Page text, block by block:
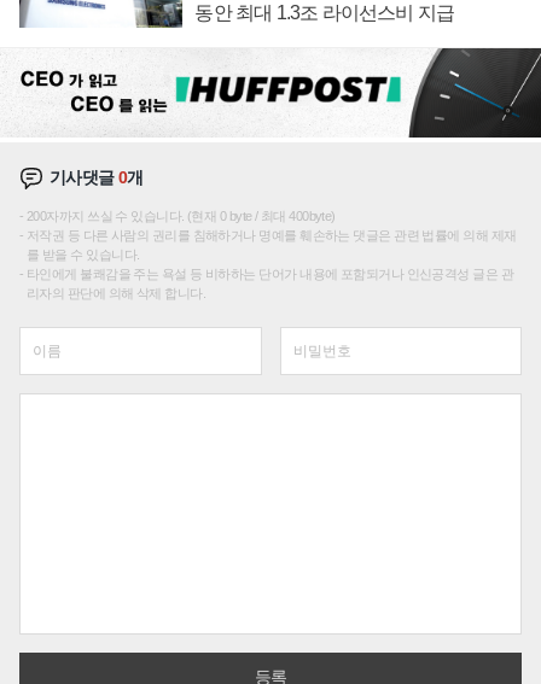
동안 최대 1.3조 라이선스비 지급
기사댓글0개
200자까지 쓰실 수 있습니다. (현재 0 byte / 최대 400byte)
저작권 등 다른 사람의 권리를 침해하거나 명예를 훼손하는 댓글은 관련 법률에 의해 제재
를 받을 수 있습니다.
타인에게 불쾌감을 주는 욕설 등 비하하는 단어가 내용에 포함되거나 인신공격성 글은 관
리자의 판단에 의해 삭제 합니다.